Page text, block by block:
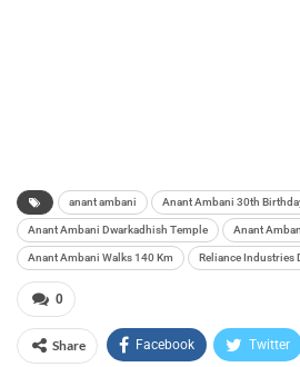
anant ambani Anant Ambani 30th
Anant Ambani Dwarkadhish Temple Anant
Anant Ambani Walks 140 Km Reliance Industries
0
Share Facebook Twitter